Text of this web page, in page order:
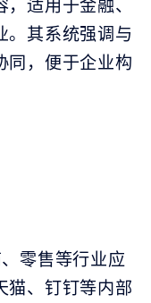
适用于金融、
。其系统强调与
同，便于企业构
零售等行业应
猫、钉钉等内部